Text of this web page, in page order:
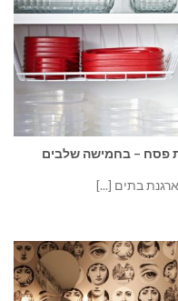
פסח – בחמישה שלבים
בתים [...]